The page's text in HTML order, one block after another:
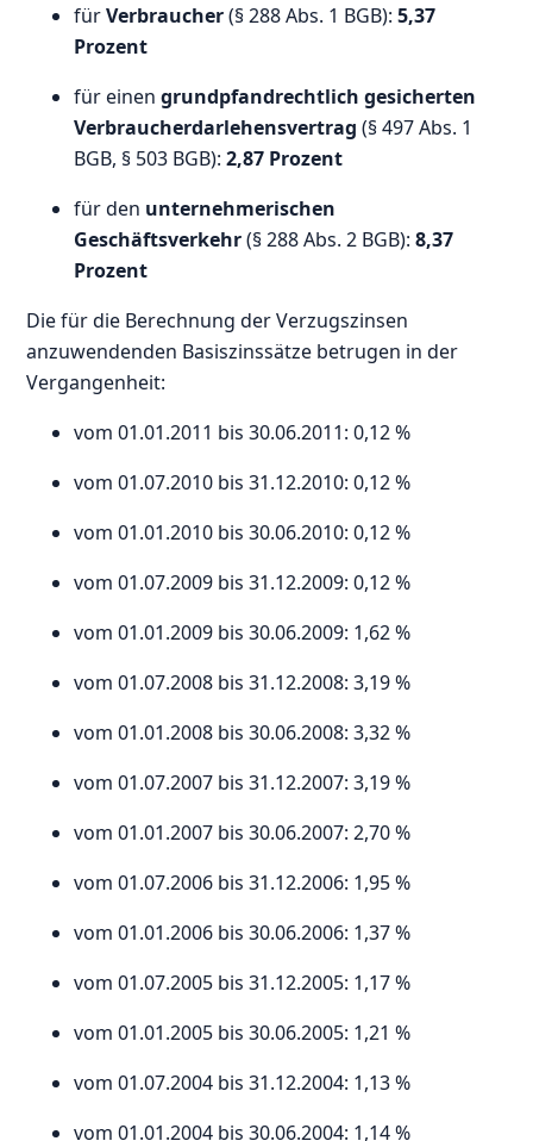
fürVerbraucher(§ 288 Abs. 1 BGB):5,37
Prozent
für einengrundpfandrechtlich gesicherten
Verbraucherdarlehensvertrag(§ 497 Abs. 1
BGB, § 503 BGB):2,87 Prozent
für den unternehmerischen
Geschäftsverkehr(§ 288 Abs. 2 BGB):8,37
Prozent
Die für die Berechnung der Verzugszinsen
anzuwendenden Basiszinssätze betrugen in der
Vergangenheit:
vom 01.01.2011 bis 30.06.2011: 0,12 %
vom 01.07.2010 bis 31.12.2010: 0,12 %
vom 01.01.2010 bis 30.06.2010: 0,12 %
vom 01.07.2009 bis 31.12.2009: 0,12 %
vom 01.01.2009 bis 30.06.2009: 1,62 %
vom 01.07.2008 bis 31.12.2008: 3,19 %
vom 01.01.2008 bis 30.06.2008: 3,32 %
vom 01.07.2007 bis 31.12.2007: 3,19 %
vom 01.01.2007 bis 30.06.2007: 2,70 %
vom 01.07.2006 bis 31.12.2006: 1,95 %
vom 01.01.2006 bis 30.06.2006: 1,37 %
vom 01.07.2005 bis 31.12.2005: 1,17 %
vom 01.01.2005 bis 30.06.2005: 1,21 %
vom 01.07.2004 bis 31.12.2004: 1,13 %
vom 01.01.2004 bis 30.06.2004: 1,14 %